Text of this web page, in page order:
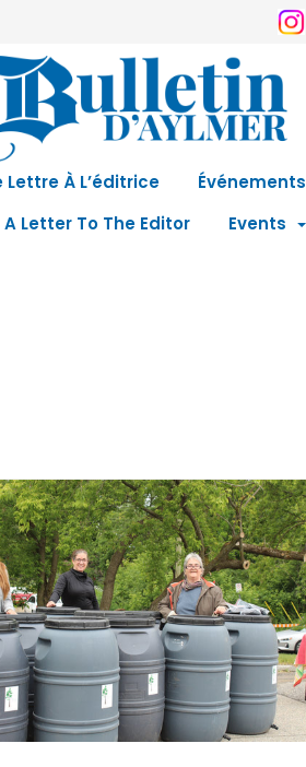
À L’éditrice Événements
Letter To The Editor Events